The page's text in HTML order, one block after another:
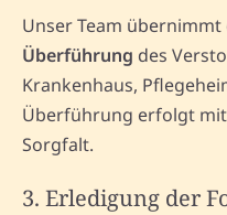
Unser Team übernimmt
Überführung des
Krankenhaus,
Überführung erfolgt
Sorgfalt.
3. Erledigung der